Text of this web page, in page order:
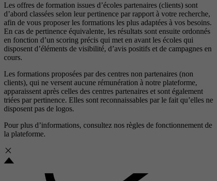
Les offres de formation issues d’écoles partenaires (clients) sont
d’abord classées selon leur pertinence par rapport à votre recherche,
afin de vous proposer les formations les plus adaptées à vos besoins.
En cas de pertinence équivalente, les résultats sont ensuite ordonnés
en fonction d’un scoring précis qui met en avant les écoles qui
disposent d’éléments de visibilité, d’avis positifs et de campagnes en
cours.
Les formations proposées par des centres non partenaires (non
clients), qui ne versent aucune rémunération à notre plateforme,
apparaissent après celles des centres partenaires et sont également
triées par pertinence. Elles sont reconnaissables par le fait qu’elles ne
disposent pas de logos.
Pour plus d’informations, consultez nos règles de fonctionnement de
la plateforme.